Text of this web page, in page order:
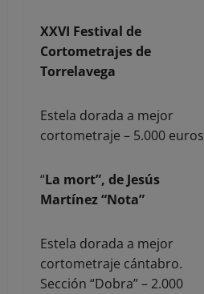
XXVI Festival de
Cortometrajes de
Torrelavega
Estela dorada a mejor
cortometraje – 5.000 euros
“La mort”, de Jesús
Martínez “Nota”
Estela dorada a mejor
cortometraje cántabro.
Sección “Dobra” – 2.000